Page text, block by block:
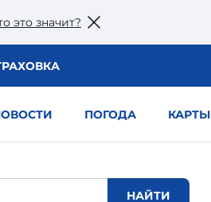
это значит?
ПОГОДА КАРТЫ